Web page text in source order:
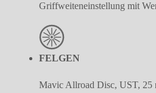
Griffweiteneinstellung mit
FELGEN
Mavic Allroad Disc, UST, 25